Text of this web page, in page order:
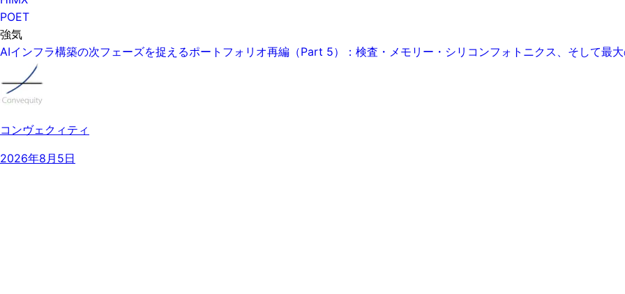
POET
強気
AIインフラ構築の次フェーズを捉えるポートフォリオ再編（Part 5）：検査・メモリー・シリコンフォトニクス、そして最
コンヴェクィティ
2026年8月5日